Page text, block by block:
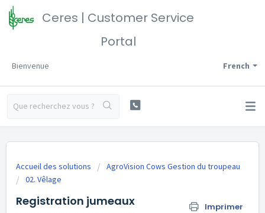
Ceres | Customer Service
Portal
French
Bienvenue
Accueil des solutions
AgroVision Cows Gestion du troupeau
02. Vêlage
Registration jumeaux Imprimer